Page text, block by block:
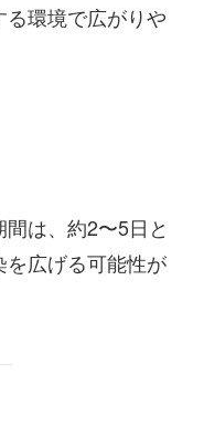
環境で広がりや
は、約2〜5日と
広げる可能性が